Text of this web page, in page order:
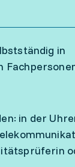
in
in der